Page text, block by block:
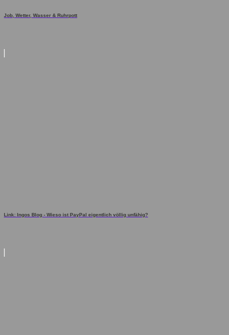
Job, Wetter, Wasser & Ruhrpott
Link: Ingos Blog - Wieso ist PayPal eigentlich völlig unfähig?